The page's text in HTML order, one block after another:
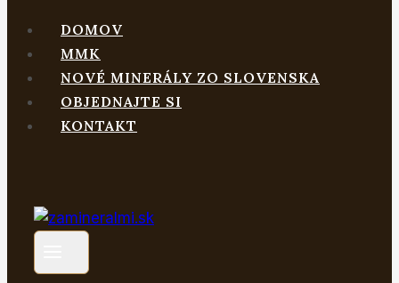
DOMOV
MMK
NOVÉ MINERÁLY ZO SLOVENSKA
OBJEDNAJTE SI
KONTAKT